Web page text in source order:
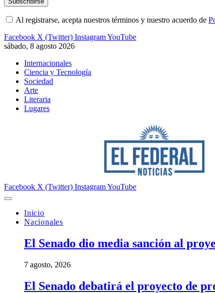
Al registrarse, acepta nuestros términos y nuestro acuerdo de
Facebook X (Twitter) InstagramYouTube
sábado, 8 agosto 2026
Internacionales
Ciencia y Tecnología
Sociedad
Arte
Literaria
Lugares
Facebook X (Twitter) InstagramYouTube
Inicio
Nacionales
El Senado dio media sanción al
7 agosto, 2026
El Senado debatirá el proyecto de